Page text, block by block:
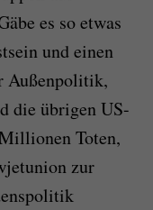
es so etwas
und einen
Außenpolitik,
die übrigen US-
Toten,
zur